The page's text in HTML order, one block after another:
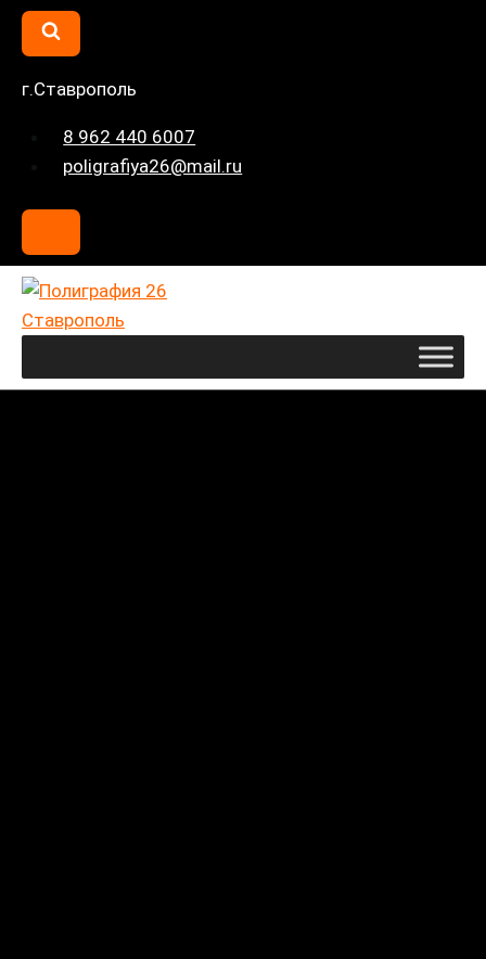
Перейти
г.Ставрополь
8 962 440 6007
poligrafiya26@mail.ru